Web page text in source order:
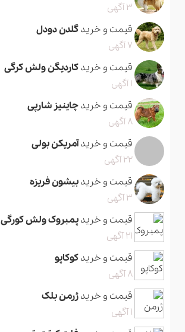
3 آگهی
قیمت و خریدگلدن دودل
7 آگهی
قیمت و خریدکاردیگن ولش کرگی
1 آگهی
قیمت و خریدچاینیز شارپی
8 آگهی
قیمت و خریدآمریکن بولی
22 آگهی
قیمت و خریدبیشون فریزه
3 آگهی
قیمت و خریدپمبروک ولش کورگی
21 آگهی
قیمت و خریدکوکاپو
8 آگهی
قیمت و خریدژرمن بلک
1 آگهی